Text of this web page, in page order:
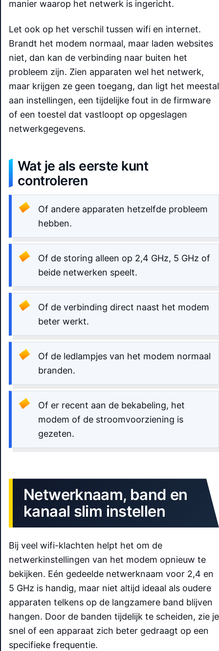
manier waarop het netwerk is ingericht.
Let ook op het verschil tussen wifi en internet.
Brandt het modem normaal, maar laden websites
niet, dan kan de verbinding naar buiten het
probleem zijn. Zien apparaten wel het netwerk,
maar krijgen ze geen toegang, dan ligt het meestal
aan instellingen, een tijdelijke fout in de firmware
of een toestel dat vastloopt op opgeslagen
netwerkgegevens.
Wat je als eerste kunt
controleren
Of andere apparaten hetzelfde probleem
hebben.
Of de storing alleen op 2,4 GHz, 5 GHz of
beide netwerken speelt.
Of de verbinding direct naast het modem
beter werkt.
Of de ledlampjes van het modem normaal
branden.
Of er recent aan de bekabeling, het
modem of de stroomvoorziening is
gezeten.
Netwerknaam, band en
kanaal slim instellen
Bij veel wifi-klachten helpt het om de
netwerkinstellingen van het modem opnieuw te
bekijken. Eén gedeelde netwerknaam voor 2,4 en
5 GHz is handig, maar niet altijd ideaal als oudere
apparaten telkens op de langzamere band blijven
hangen. Door de banden tijdelijk te scheiden, zie je
snel of een apparaat zich beter gedraagt op een
specifieke frequentie.